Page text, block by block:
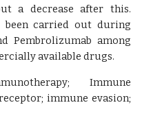
a decrease after this.
been carried out during
Pembrolizumab among
available drugs.
; Immune
; immune evasion;